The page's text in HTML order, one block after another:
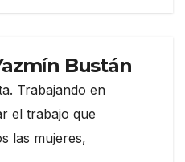
Bustán
Trabajando en
el trabajo que
las mujeres,